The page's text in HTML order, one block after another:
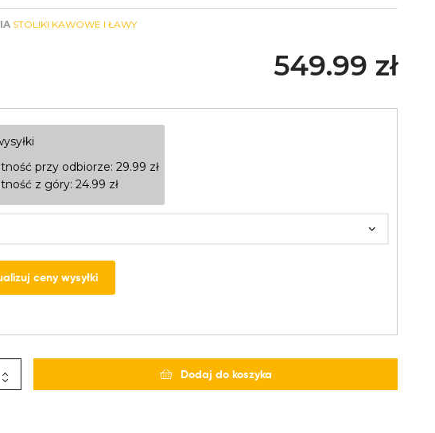
STOLIKI KAWOWE I ŁAWY
549.99 zł
przy odbiorze: 29.99 zł
z góry: 24.99 zł
ceny wysyłki
Dodaj do koszyka